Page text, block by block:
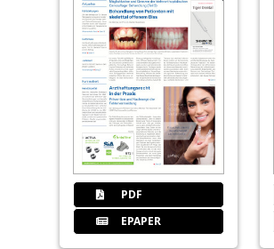
PDF
EPAPER